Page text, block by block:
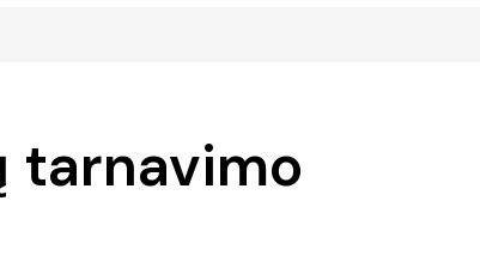
tarnavimo